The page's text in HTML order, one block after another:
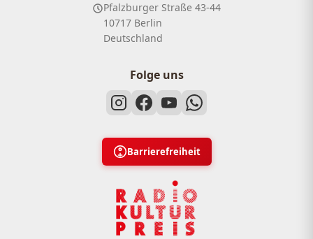
Pfalzburger Straße 43-44
10717 Berlin
Deutschland
Folge uns
Barrierefreiheit